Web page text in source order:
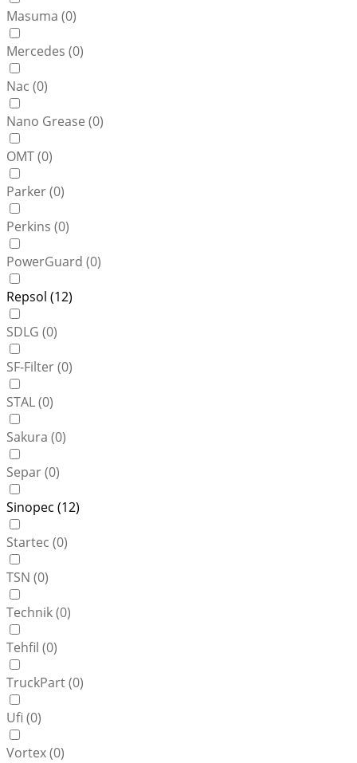
Masuma (0)
Mercedes (0)
Nac (0)
Nano Grease (0)
OMT (0)
Parker (0)
Perkins (0)
PowerGuard (0)
Repsol (12)
SDLG (0)
SF-Filter (0)
STAL (0)
Sakura (0)
Separ (0)
Sinopec (12)
Startec (0)
TSN (0)
Technik (0)
Tehfil (0)
TruckPart (0)
Ufi (0)
Vortex (0)